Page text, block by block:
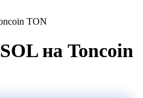
TON
на Toncoin